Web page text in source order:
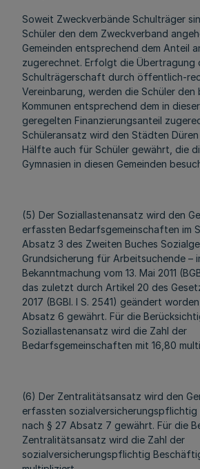
Soweit Zweckverbände Schulträger
Schüler den dem Zweckverband
Gemeinden entsprechend dem Anteil
zugerechnet. Erfolgt die Übertragung
Schulträgerschaft durch öffentlich-
Vereinbarung, werden die Schüler den
Kommunen entsprechend dem in
geregelten Finanzierungsanteil
Schüleransatz wird den Städten
Hälfte auch für Schüler gewährt, die
Gymnasien in diesen Gemeinden
(5) Der Soziallastenansatz wird den
erfassten Bedarfsgemeinschaften im
Absatz 3 des Zweiten Buches
Grundsicherung für Arbeitsuchende –
Bekanntmachung vom 13. Mai 2011
das zuletzt durch Artikel 20 des
2017 (BGBl. I S. 2541) geändert
Absatz 6 gewährt. Für die
Soziallastenansatz wird die Zahl der
Bedarfsgemeinschaften mit 16,80
(6) Der Zentralitätsansatz wird den
erfassten
nach § 27 Absatz 7 gewährt. Für die
Zentralitätsansatz wird die Zahl der
sozialversicherungspflichtig